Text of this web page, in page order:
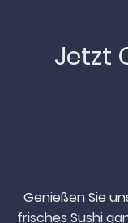
Jetzt
Genießen Sie
frisches Sushi